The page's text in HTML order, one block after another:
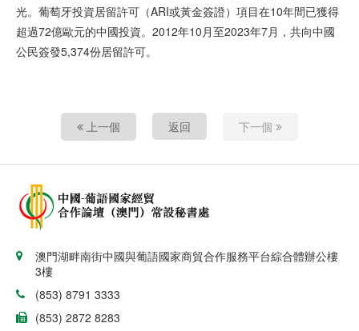
光。葡萄牙投資居留許可（ARI或黃金簽證）項目在10年間已獲得
超過72億歐元的中國投資。2012年10月至2023年7月，共向中國
公民簽發5,374份居留許可。
上一個 返回 下一個
澳門湖畔南街中國與葡語國家商貿合作服務平台綜合體辦公樓
3樓
(853) 8791 3333
(853) 2872 8283